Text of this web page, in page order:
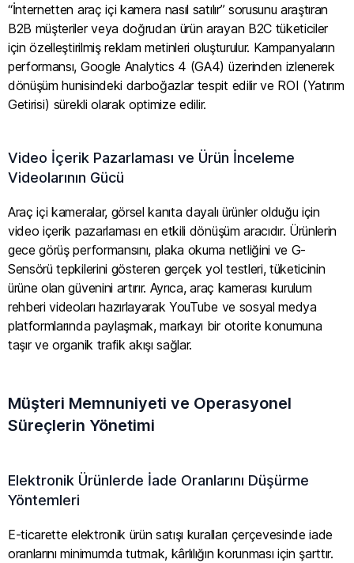
“İnternetten araç içi kamera nasıl satılır” sorusunu araştıran
B2B müşteriler veya doğrudan ürün arayan B2C tüketiciler
için özelleştirilmiş reklam metinleri oluşturulur. Kampanyaların
performansı, Google Analytics 4 (GA4) üzerinden izlenerek
dönüşüm hunisindeki darboğazlar tespit edilir ve ROI (Yatırım
Getirisi) sürekli olarak optimize edilir.
Video İçerik Pazarlaması ve Ürün İnceleme
Videolarının Gücü
Araç içi kameralar, görsel kanıta dayalı ürünler olduğu için
video içerik pazarlaması en etkili dönüşüm aracıdır. Ürünlerin
gece görüş performansını, plaka okuma netliğini ve G-
Sensörü tepkilerini gösteren gerçek yol testleri, tüketicinin
ürüne olan güvenini artırır. Ayrıca, araç kamerası kurulum
rehberi videoları hazırlayarak YouTube ve sosyal medya
platformlarında paylaşmak, markayı bir otorite konumuna
taşır ve organik trafik akışı sağlar.
Müşteri Memnuniyeti ve Operasyonel
Süreçlerin Yönetimi
Elektronik Ürünlerde İade Oranlarını Düşürme
Yöntemleri
E-ticarette elektronik ürün satışı kuralları çerçevesinde iade
oranlarını minimumda tutmak, kârlılığın korunması için şarttır.